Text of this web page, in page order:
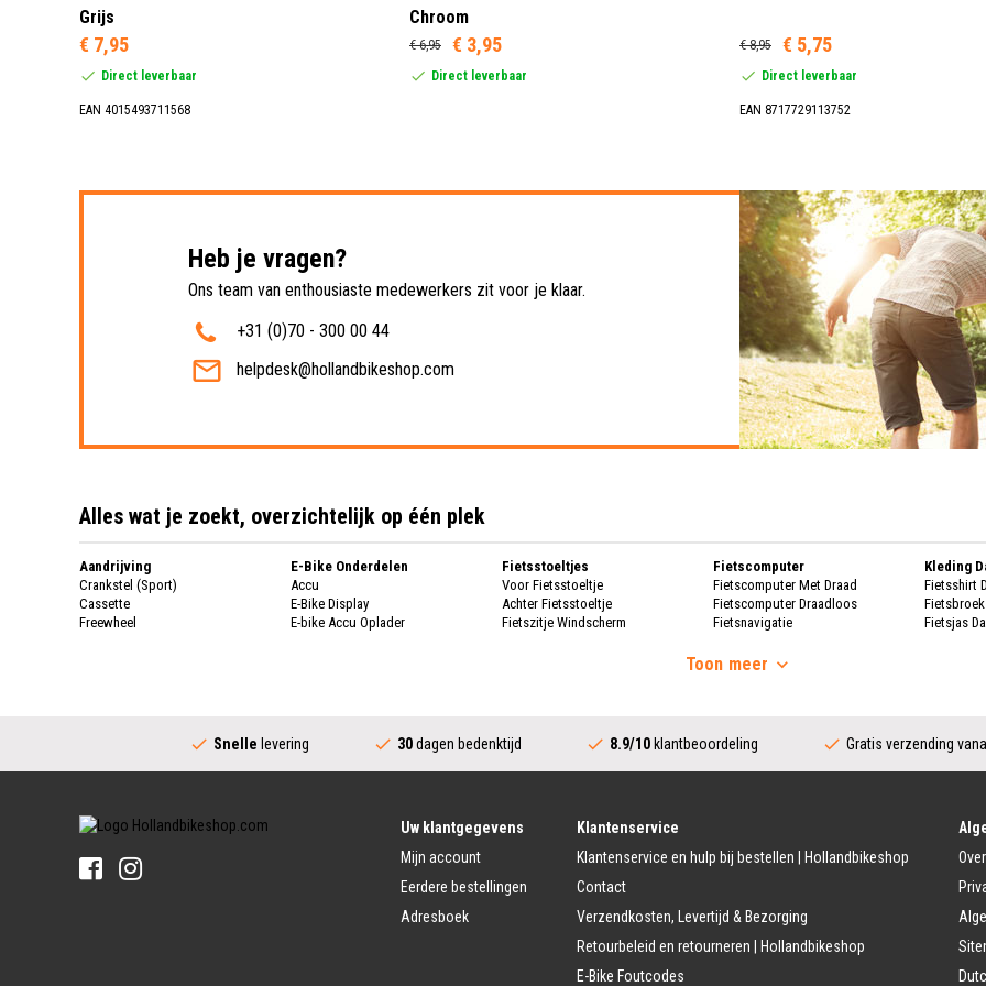
Grijs
€ 7,95
Direct leverbaar
EAN 4015493711568
Chroom
€ 6,95 € 3,95
Direct leverbaar
€ 8,95 € 5,75
Direct leverbaar
EAN 8717729113752
Heb je vragen?
Ons team van enthousiaste medewerkers zit voor je klaar.
+31 (0)70 - 300 00 44
helpdesk@hollandbikeshop.com
Alles wat je zoekt, overzichtelijk op één plek
Aandrijving
Crankstel (Sport)
Cassette
Freewheel
Versnellingshendel (Stads)
Buitenbanden
Fiets Binnenband
E-Bike Onderdelen
Accu
E-Bike Display
E-bike Accu Oplader
Stuur
Fietsstoeltjes
Voor Fietsstoeltje
Achter Fietsstoeltje
Fietszitje Windscherm
Fietssloten
Ringslot
Beugelslot
Fietstas
Dubbele Fietstassen
Enkele Fietstassen
Stuur Fietstassen
Fietscomputer
Fietscomputer Met Draad
Fietscomputer Draadloos
Fietsnavigatie
Voeding
Bescherming
Fietshoes
Fietstrainers
Handwarmer/Handmof
Kinder Accessoires
Kleding
Fietsshirt
Fietsbroek
Fietsjas
Poncho
Fietsbroek
Fietsjas
Fietshelm
Toon meer
Snelle levering 30dagen bedenktijd 8.9/10klantbeoordeling Gratis verzending
Uw klantgegevens
Mijn account
Eerdere bestellingen
Adresboek
Klantenservice
Klantenservice en hulp bij bestellen | Hollandbikeshop
Contact
Verzendkosten, Levertijd & Bezorging
Retourbeleid en retourneren | Hollandbikeshop
E-Bike Foutcodes